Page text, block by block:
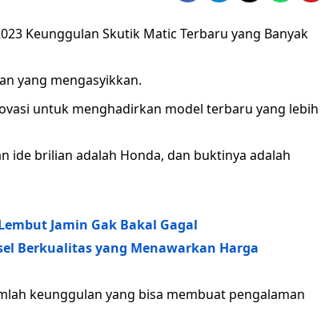
Keunggulan Skutik Matic Terbaru yang Banyak
yang mengasyikkan.
untuk menghadirkan model terbaru yang lebih
ide brilian adalah Honda, dan buktinya adalah
Jamin Gak Bakal Gagal
Berkualitas yang Menawarkan Harga
keunggulan yang bisa membuat pengalaman